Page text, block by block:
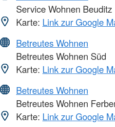
Service Wohnen Beuditz
Karte: Link zur Google
Betreutes Wohnen
Betreutes Wohnen Süd
Karte: Link zur Google
Betreutes Wohnen
Betreutes Wohnen
Karte: Link zur Google